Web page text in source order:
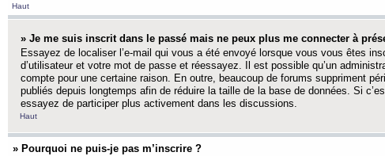
Haut
» Je me suis inscrit dans le passé mais ne peux plus me connecter à
Essayez de localiser l’e-mail qui vous a été envoyé lorsque vous vous êtes
d’utilisateur et votre mot de passe et réessayez. Il est possible qu’un
compte pour une certaine raison. En outre, beaucoup de forums suppriment
publiés depuis longtemps afin de réduire la taille de la base de données. Si
essayez de participer plus activement dans les discussions.
Haut
» Pourquoi ne puis-je pas m’inscrire ?